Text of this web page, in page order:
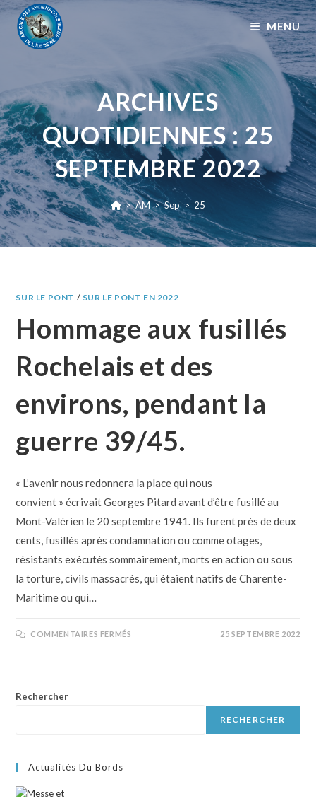
MENU
ARCHIVES
QUOTIDIENNES : 25
SEPTEMBRE 2022
> AM > Sep > 25
SUR LE PONT / SUR LE PONT EN 2022
Hommage aux fusillés
Rochelais et des
environs, pendant la
guerre 39/45.
« L’avenir nous redonnera la place qui nous
convient » écrivait Georges Pitard avant d’être fusillé au
Mont-Valérien le 20 septembre 1941. Ils furent près de deux
cents, fusillés après condamnation ou comme otages,
résistants exécutés sommairement, morts en action ou sous
la torture, civils massacrés, qui étaient natifs de Charente-
Maritime ou qui…
COMMENTAIRES FERMÉS 25 SEPTEMBRE 2022
Rechercher
RECHERCHER
Actualités Du Bords